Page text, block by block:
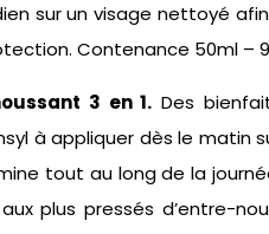
sur un visage nettoyé
Contenance 50ml –
3 en 1. Des
à appliquer dès le matin
tout au long de la
plus pressés d’entre-